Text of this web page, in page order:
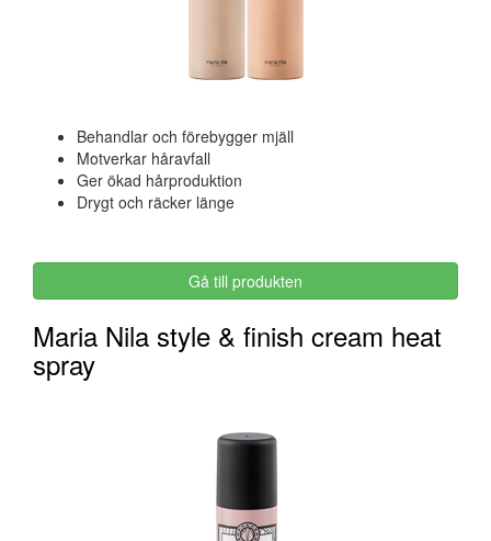
Behandlar och förebygger mjäll
Motverkar håravfall
Ger ökad hårproduktion
Drygt och räcker länge
Gå till produkten
Maria Nila style & finish cream heat
spray